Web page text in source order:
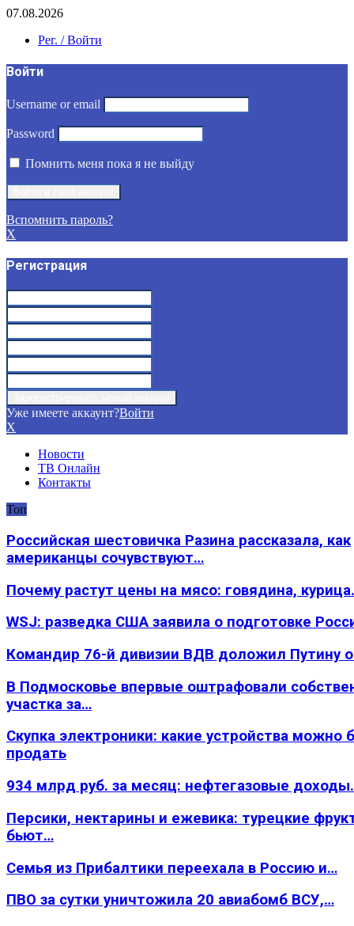
07.08.2026
Рег. / Войти
Войти
Username or email
Password
Помнить меня пока я не выйду
Вспомнить пароль?
X
Регистрация
Уже имеете аккаунт?Войти
X
Новости
ТВ Онлайн
Контакты
Топ
Российская шестовичка Разина рассказала, как
американцы сочувствуют…
Почему растут цены на мясо: говядина,
WSJ: разведка США заявила о подготовке
Командир 76-й дивизии ВДВ доложил Путину
В Подмосковье впервые оштрафовали
участка за…
Скупка электроники: какие устройства можно
продать
934 млрд руб. за месяц: нефтегазовые
Персики, нектарины и ежевика: турецкие
бьют…
Семья из Прибалтики переехала в Россию и…
ПВО за сутки уничтожила 20 авиабомб ВСУ,…